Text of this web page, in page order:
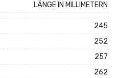
LÄNGE IN MILLIMETERN
245
252
257
262